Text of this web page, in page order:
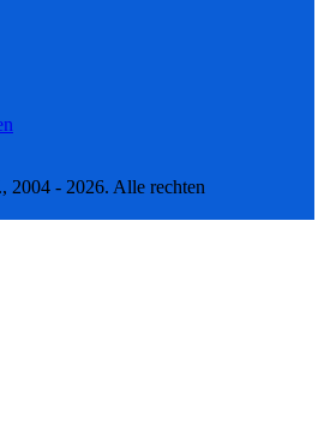
- 2026. Alle rechten